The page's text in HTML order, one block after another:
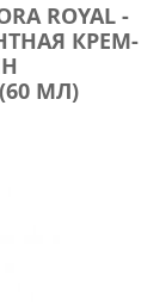
ROYAL -
КРЕМ-
МЛ)